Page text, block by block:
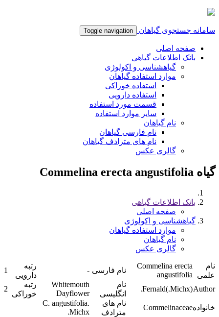
سامانه جستجوی گیاهان Toggle navigation
صفحه اصلی
بانک اطلاعات گیاهی
گیاهشناسی و اکولوژی
موارد استفاده گیاهان
استفاده خوراکی
استفاده دارویی
قسمت مورد استفاده
سایر موارد استفاده
نام گیاهان
نام فارسی گیاهان
نام های مترادف گیاهان
گالری عکس
گیاه Commelina erecta angustifolia
بانک اطلاعات گیاهی
صفحه اصلی
گیاهشناسی و اکولوژی
موارد استفاده گیاهان
نام گیاهان
گالری عکس
نام
علمی
Commelina erecta
angustifolia
نام فارسی -
رتبه
دارویی
1
Author
(Michx.)Fernald.
نام
انگلیسی
Whitemouth
Dayflower
رتبه
خوراکی
2
خانوادهCommelinaceae
نام های
مترادف
C. angustifolia.
Michx.